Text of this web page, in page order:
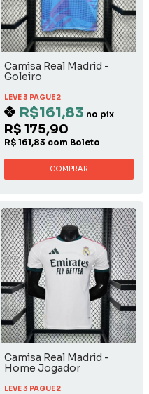
Camisa Real Madrid -
Goleiro
LEVE 3 PAGUE 2
R$161,83 no pix
R$ 175,90
R$ 161,83 com Boleto
COMPRAR
Camisa Real Madrid -
Home Jogador
LEVE 3 PAGUE 2